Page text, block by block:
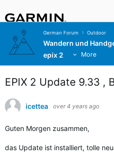
German Forum Outdoor
Wandern und
epix 2
More
EPIX 2 Update 9.33 ,
icettea over 4 years ago
Guten Morgen zusammen,
das Update ist installiert, tolle